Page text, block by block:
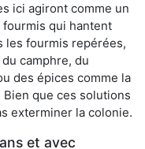
ici agiront comme un
qui hantent
les fourmis repérées,
camphre, du
des épices comme la
que ces solutions
exterminer la colonie.
et avec